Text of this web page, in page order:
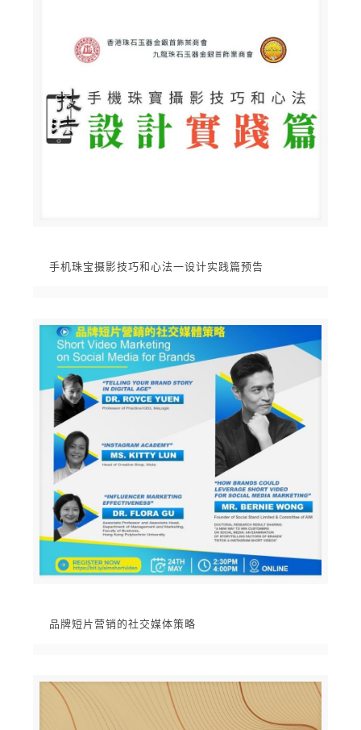
手机珠宝摄影技巧和心法一设计实践篇预告
品牌短片营销的社交媒体策略